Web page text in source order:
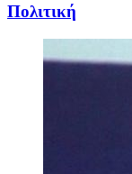
Πολιτική